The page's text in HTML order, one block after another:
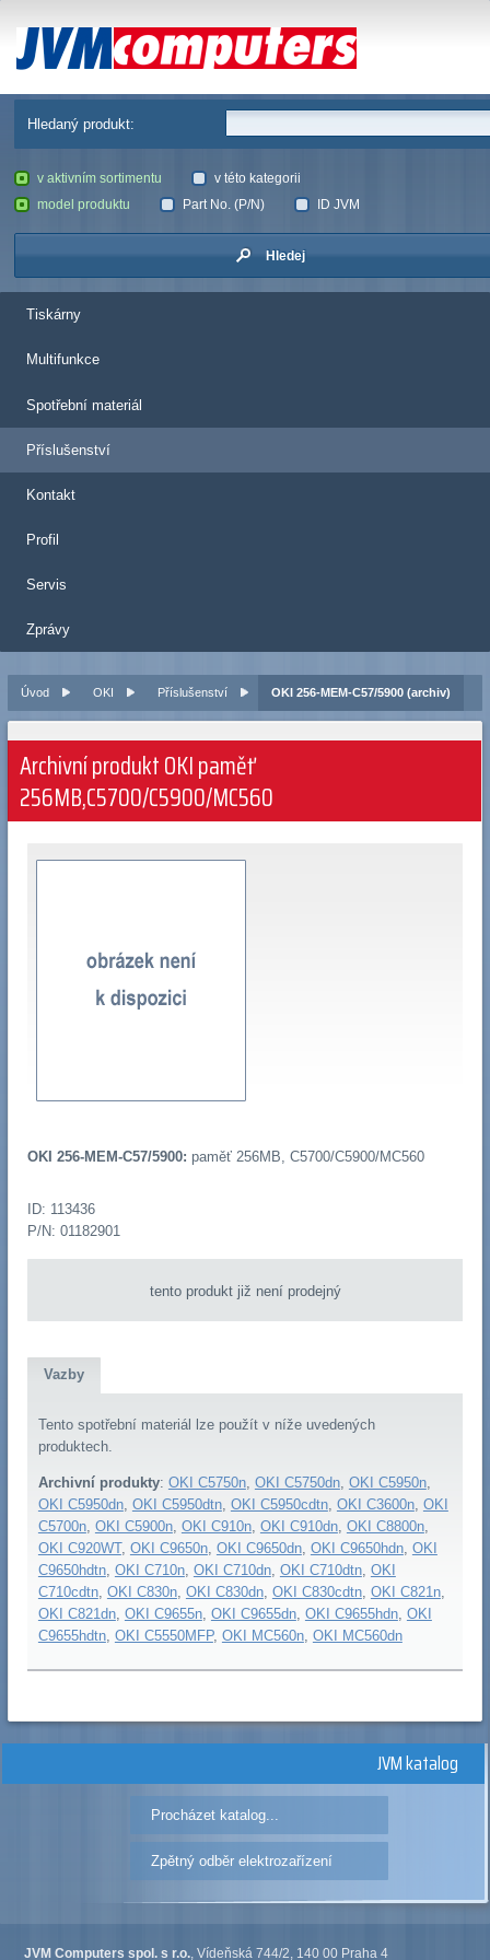
JVM Computers
Hledaný produkt:
v aktivním sortimentu
v této kategorii
model produktu
Part No. (P/N) ID JVM
Hledej
Tiskárny
Multifunkce
Spotřební materiál
Příslušenství
Kontakt
Profil
Servis
Zprávy
Úvod OKI Příslušenství OKI 256-MEM-C57/5900 (archiv)
Archivní produkt OKI paměť
256MB,C5700/C5900/MC560
OKI 256-MEM-C57/5900: paměť 256MB, C5700/C5900/MC560
ID: 113436
P/N: 01182901
tento produkt již není prodejný
Vazby
Tento spotřební materiál lze použít v níže uvedených
produktech.
Archivní produkty: OKI C5750n, OKI C5750dn, OKI C5950n,
OKI C5950dn, OKI C5950dtn, OKI C5950cdtn, OKI C3600n, OKI
C5700n, OKI C5900n, OKI C910n, OKI C910dn, OKI C8800n,
OKI C920WT, OKI C9650n, OKI C9650dn, OKI C9650hdn, OKI
C9650hdtn, OKI C710n, OKI C710dn, OKI C710dtn, OKI
C710cdtn, OKI C830n, OKI C830dn, OKI C830cdtn, OKI C821n,
OKI C821dn, OKI C9655n, OKI C9655dn, OKI C9655hdn, OKI
C9655hdtn, OKI C5550MFP, OKI MC560n, OKI MC560dn
JVM katalog
Procházet katalog...
Zpětný odběr elektrozařízení
JVM Computers spol. s r.o., Vídeňská 744/2, 140 00 Praha 4